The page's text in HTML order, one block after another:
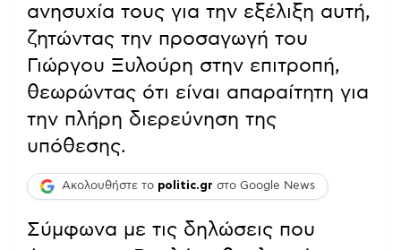
ανησυχία τους για την εξέλιξη αυτή,
ζητώντας την προσαγωγή του
Γιώργου Ξυλούρη στην επιτροπή,
θεωρώντας ότι είναι απαραίτητη για
την πλήρη διερεύνηση της
υπόθεσης.
Ακολουθήστε το politic.gr στο Google News
Σύμφωνα με τις δηλώσεις που